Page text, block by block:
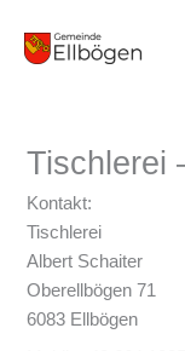
Inhalt
Tischlerei
Kontakt:
Tischlerei
Albert Schaiter
Oberellbögen 71
6083 Ellbögen